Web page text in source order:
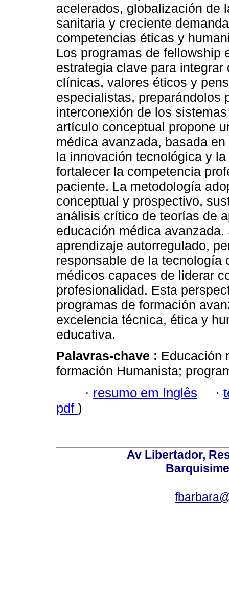
acelerados, globalización de
sanitaria y creciente
competencias éticas y
Los programas de fellowship
estrategia clave para
clínicas, valores éticos y
especialistas, preparándolos
interconexión de los
artículo conceptual propone
médica avanzada, basada
la innovación tecnológica y
fortalecer la competencia
paciente. La metodología
conceptual y prospectivo,
análisis crítico de teorías de
educación médica
aprendizaje autorregulado,
responsable de la tecnología
médicos capaces de liderar
profesionalidad. Esta
programas de formación
excelencia técnica, ética y
educativa.
Palavras-chave : Educación
formación Humanista;
· resumo em Inglês ·
pdf )
Av Libertador,